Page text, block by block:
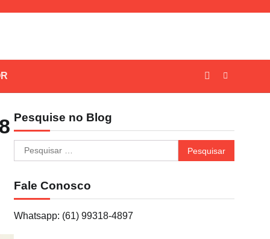
Pesquise no Blog
Pesquisar
por:
Fale Conosco
Whatsapp: (61) 99318-4897